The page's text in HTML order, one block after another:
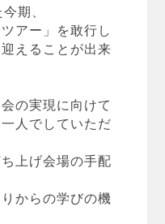
期、
アー」を敢行し
えることが出来
の実現に向けて
人でしていただ
上げ会場の手配
からの学びの機